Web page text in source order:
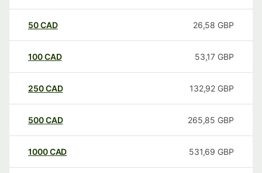
50CAD 26,58 GBP
100CAD 53,17 GBP
250CAD 132,92 GBP
500CAD 265,85 GBP
1000CAD 531,69 GBP